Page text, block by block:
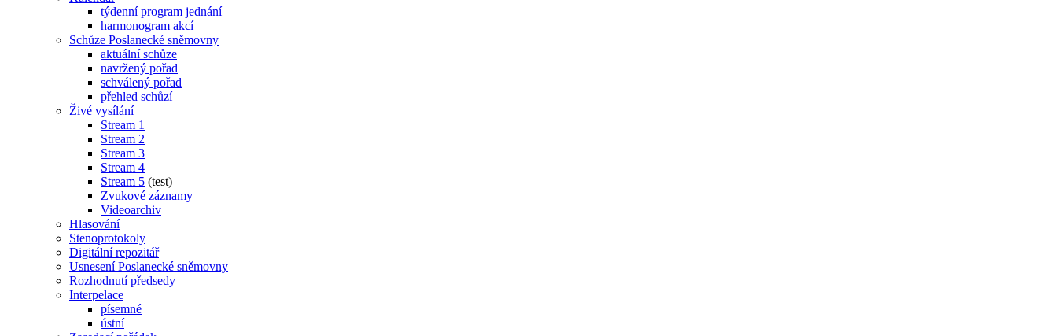
týdenní program jednání
harmonogram akcí
Schůze Poslanecké sněmovny
aktuální schůze
navržený pořad
schválený pořad
přehled schůzí
Živé vysílání
Stream 1
Stream 2
Stream 3
Stream 4
Stream 5 (test)
Zvukové záznamy
Videoarchiv
Hlasování
Stenoprotokoly
Digitální repozitář
Usnesení Poslanecké sněmovny
Rozhodnutí předsedy
Interpelace
písemné
ústní